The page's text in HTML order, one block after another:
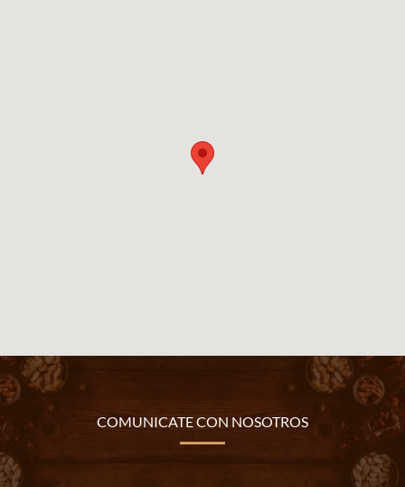
COMUNICATE CON NOSOTROS